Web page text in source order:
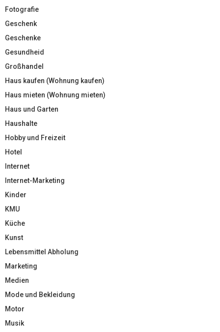
Fotografie
Geschenk
Geschenke
Gesundheid
Großhandel
Haus kaufen (Wohnung kaufen)
Haus mieten (Wohnung mieten)
Haus und Garten
Haushalte
Hobby und Freizeit
Hotel
Internet
Internet-Marketing
Kinder
KMU
Küche
Kunst
Lebensmittel Abholung
Marketing
Medien
Mode und Bekleidung
Motor
Musik